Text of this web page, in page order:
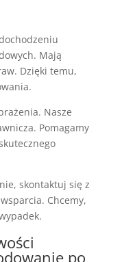
Mają
Dzięki temu,
Nasze
Pomagamy
skontaktuj się z
Chcemy,
po